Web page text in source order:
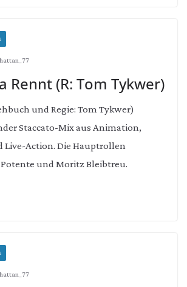
Rennt (R: Tom Tykwer)
und Regie: Tom Tykwer)
Staccato-Mix aus Animation,
Live-Action. Die Hauptrollen
und Moritz Bleibtreu.